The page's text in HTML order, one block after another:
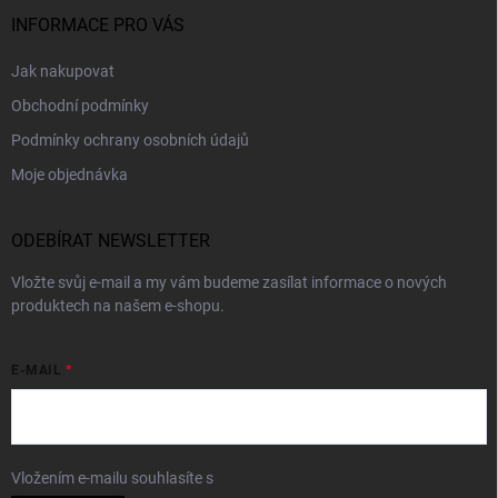
INFORMACE PRO VÁS
Jak nakupovat
Obchodní podmínky
Podmínky ochrany osobních údajů
Moje objednávka
ODEBÍRAT NEWSLETTER
Vložte svůj e-mail a my vám budeme zasílat informace o nových
produktech na našem e-shopu.
E-MAIL
Vložením e-mailu souhlasíte s